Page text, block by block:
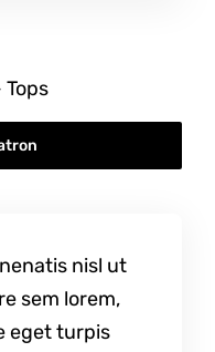
Tops
nisl ut
sem lorem,
eget turpis